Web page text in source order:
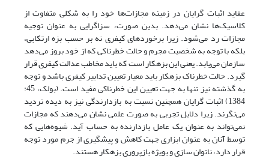
عقاید اثبات گرایان در زمینه مجازات‌ها خود را به شکلی متفاوت از
کلاسیک‌ها نشان می‌دهد. بدین صورت، سزاگرایی به عنوان توجیه
مجازات رد می‌شود. زیرا برخوردهای کیفری نه بر حسب بزه ارتکابی،
بلکه با توجه به شخصیت مجرم و حالت خطرناکی که از خود بروز می‌دهد
سازمان می‌یابد. یعنی این بزهکار است که باید مخاطب عدالت کیفری قرار
گیرد. حالت خطرناک بزهکار باید معیار تعیین تدابیر کیفری باشد و توجه
به گذشته نیز تنها به جهت تعیین این خطرناکی مفید است. (بولک، 45:
1384) اثبات گرایان همچنین نسبت به بازدارندگی نیز به دیده تردید
می‌نگرند. زیرا دلایل تجربی به صورت علمی نشان می‌دهند که مجازات
نمی‌تواند به عنوان یک عامل بازدارنده به حساب آید. شیوه‌هایی که
توسط آنان به عنوان ابزاری جهت کاهش و پیشگیری از جرم مورد توجه
قرار دارد، ناتوان سازی و بویژه بازپروری بزهکار هستند.